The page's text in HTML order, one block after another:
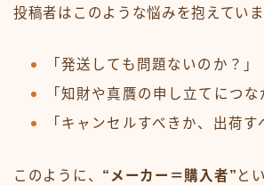
投稿者はこのような悩みを抱えていま
「発送しても問題ないのか？」
「知財や真贋の申し立てにつな
「キャンセルすべきか、出荷す
このように、 “メーカー＝購入者” と